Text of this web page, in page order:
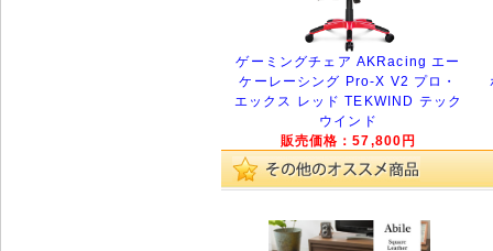
ゲーミングチェア AKRacing エー
ケーレーシング Pro-X V2 プロ・
エックス レッド TEKWIND テック
ウインド
販売価格：57,800円